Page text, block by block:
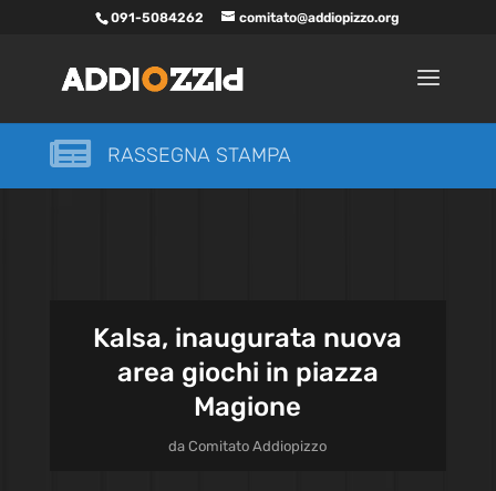
091-5084262 comitato@addiopizzo.org
 RASSEGNA STAMPA
Kalsa, inaugurata nuova
area giochi in piazza
Magione
daComitato Addiopizzo